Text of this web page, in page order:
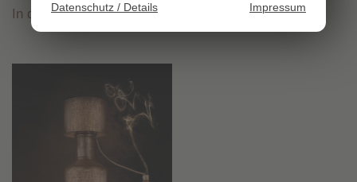
Datenschutz / Details Impressum
In den Warenkorb